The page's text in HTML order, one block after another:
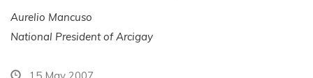
Aurelio Mancuso
National President of Arcigay